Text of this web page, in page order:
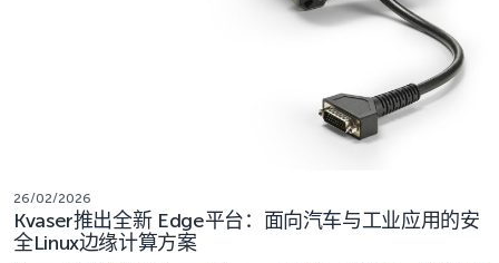
26/02/2026
Kvaser推出全新 Edge平台：面向汽车与工业应用的安
全Linux边缘计算方案